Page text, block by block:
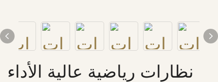
نظارات رياضية عالية الأداء